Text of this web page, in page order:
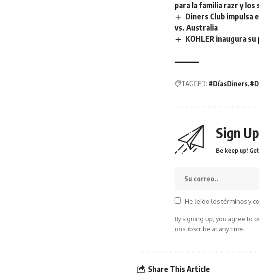
para la familia razr y
Diners Club impulsa
vs. Australia
KOHLER inaugura
TAGGED: #DíasDiners
Sign
Be keep up!
He leído los términos y
By signing up, you agree to
unsubscribe at any time.
Share This Article